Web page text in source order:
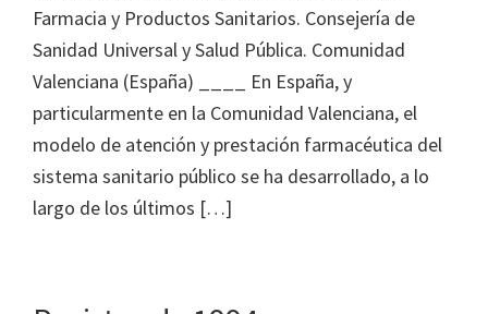
Farmacia y Productos Sanitarios. Consejería de
Sanidad Universal y Salud Pública. Comunidad
Valenciana (España) ____ En España, y
particularmente en la Comunidad Valenciana, el
modelo de atención y prestación farmacéutica del
sistema sanitario público se ha desarrollado, a lo
largo de los últimos […]